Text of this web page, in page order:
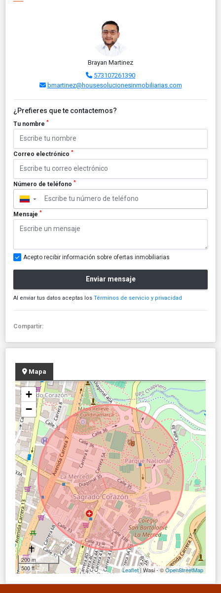
Brayan Martinez
573107261390
bmartinez@housesolucionesinmobiliarias.com
¿Prefieres que te contactemos?
Tu nombre *
Correo electrónico *
Número de teléfono *
▼
Mensaje *
Acepto recibir información sobre ofertas inmobiliarias
Enviar mensaje
Al enviar tus datos aceptas los Términos de servicio y privacidad
Compartir:
Mapa
+
−
200 m
500 ft
Leaflet| Wasi - ©OpenStreetMap